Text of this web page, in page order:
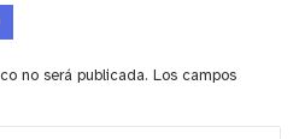
no será publicada. Los campos